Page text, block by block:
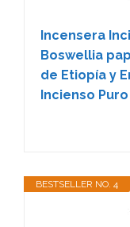
Incensera
Boswellia
de Etiopía y
Incienso
BESTSELLER NO. 4